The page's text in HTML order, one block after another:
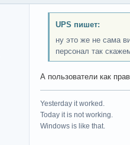
UPS пишет:
ну это же не сама
персонал так
А пользователи как
Yesterday it worked.
Today it is not working.
Windows is like that.